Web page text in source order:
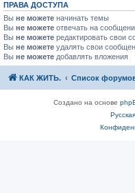
ПРАВА ДОСТУПА
Вы не можете начинать темы
Вы не можете отвечать на
Вы не можете редактировать свои
Вы не можете удалять свои
Вы не можете добавлять вложения
КАК ЖИТЬ. Список
Создано на основе